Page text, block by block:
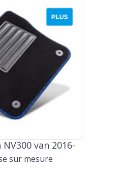
van 2016-
sur mesure